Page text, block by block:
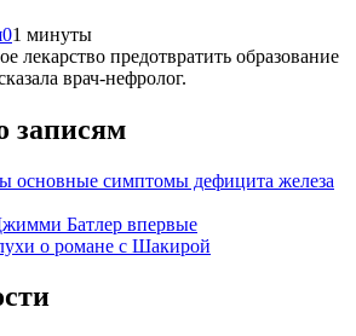
01 минуты
лекарство предотвратить образование
врач-нефролог.
записям
основные симптомы дефицита железа
Батлер впервые
о романе с Шакирой